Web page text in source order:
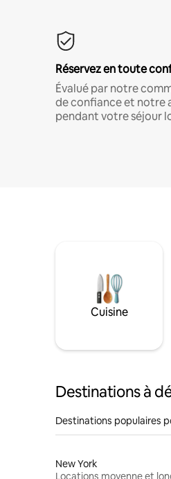
Réservez en toute
Évalué par notre
de confiance et notre
pendant votre séjour
Cuisine
Destinations à
Destinations populaires
New York